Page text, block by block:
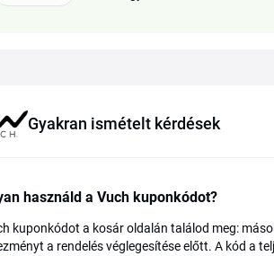
Gyakran ismételt kérdések
használd a Vuch kuponkódot?
kuponkódot a kosár oldalán találod meg:
a rendelés véglegesítése előtt. A kód a